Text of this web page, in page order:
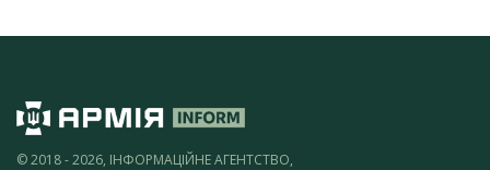
© 2018 - 2026, ІНФОРМАЦІЙНЕ АГЕНТСТВО,